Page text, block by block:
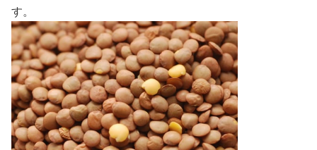
す。